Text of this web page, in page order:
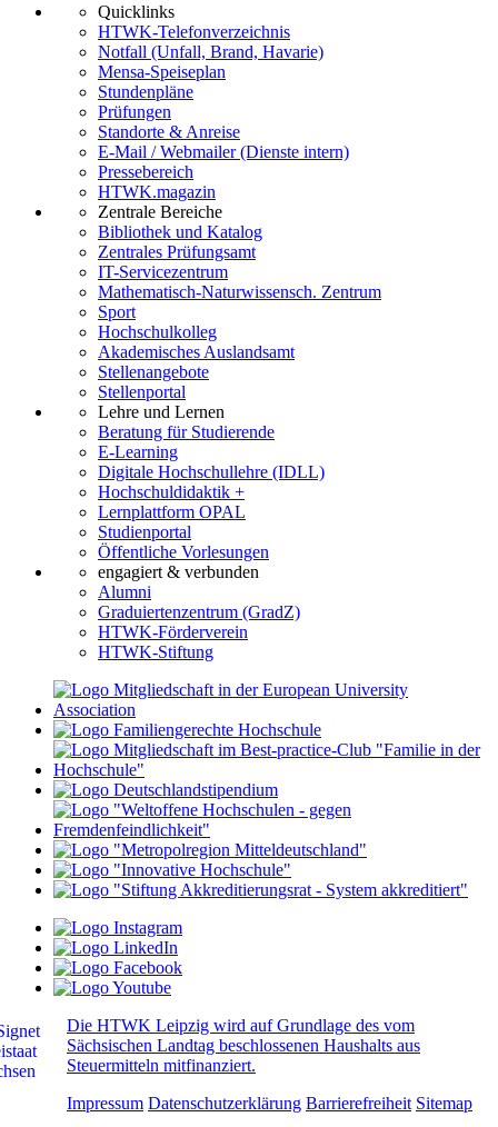
Quicklinks
HTWK-Telefonverzeichnis
Notfall (Unfall, Brand, Havarie)
Mensa-Speiseplan
Stundenpläne
Prüfungen
Standorte & Anreise
E-Mail / Webmailer (Dienste intern)
Pressebereich
HTWK.magazin
Zentrale Bereiche
Bibliothek und Katalog
Zentrales Prüfungsamt
IT-Servicezentrum
Mathematisch-Naturwissensch. Zentrum
Sport
Hochschulkolleg
Akademisches Auslandsamt
Stellenangebote
Stellenportal
Lehre und Lernen
Beratung für Studierende
E-Learning
Digitale Hochschullehre (IDLL)
Hochschuldidaktik +
Lernplattform OPAL
Studienportal
Öffentliche Vorlesungen
engagiert & verbunden
Alumni
Graduiertenzentrum (GradZ)
HTWK-Förderverein
HTWK-Stiftung
Die HTWK Leipzig wird auf Grundlage des vom
Sächsischen Landtag beschlossenen Haushalts aus
Steuermitteln mitfinanziert.
Impressum Datenschutzerklärung Barrierefreiheit Sitemap